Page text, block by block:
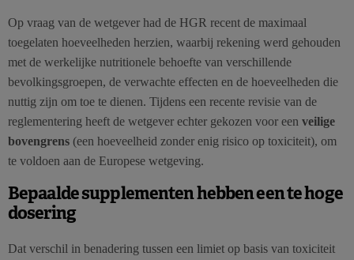
Op vraag van de wetgever had de HGR recent de maximaal
toegelaten hoeveelheden herzien, waarbij rekening werd gehouden
met de werkelijke nutritionele behoefte van verschillende
bevolkingsgroepen, de verwachte effecten en de hoeveelheden die
nuttig zijn om toe te dienen. Tijdens een recente revisie van de
reglementering heeft de wetgever echter gekozen voor een veilige
bovengrens (een hoeveelheid zonder enig risico op toxiciteit), om
te voldoen aan de Europese wetgeving.
Bepaalde supplementen hebben een te hoge
dosering
Dat verschil in benadering tussen een limiet op basis van toxiciteit